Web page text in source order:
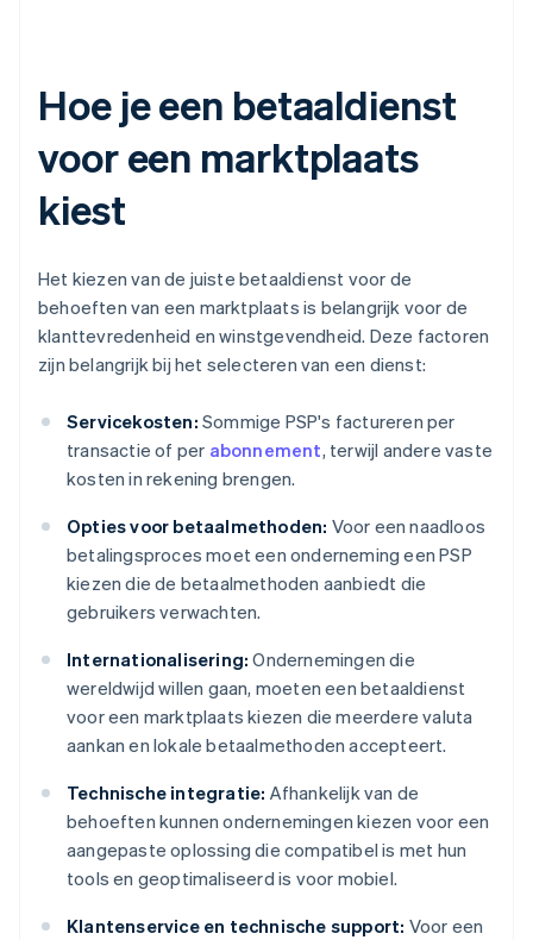
Hoe je een betaaldienst
voor een marktplaats
kiest
Het kiezen van de juiste betaaldienst voor de
behoeften van een marktplaats is belangrijk voor de
klanttevredenheid en winstgevendheid. Deze factoren
zijn belangrijk bij het selecteren van een dienst:
Servicekosten: Sommige PSP's factureren per
transactie of per abonnement, terwijl andere vaste
kosten in rekening brengen.
Opties voor betaalmethoden: Voor een naadloos
betalingsproces moet een onderneming een PSP
kiezen die de betaalmethoden aanbiedt die
gebruikers verwachten.
Internationalisering: Ondernemingen die
wereldwijd willen gaan, moeten een betaaldienst
voor een marktplaats kiezen die meerdere valuta
aankan en lokale betaalmethoden accepteert.
Technische integratie: Afhankelijk van de
behoeften kunnen ondernemingen kiezen voor een
aangepaste oplossing die compatibel is met hun
tools en geoptimaliseerd is voor mobiel.
Klantenservice en technische support: Voor een